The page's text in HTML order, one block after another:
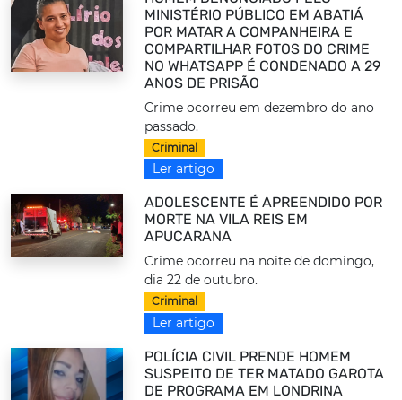
MINISTÉRIO PÚBLICO EM ABATIÁ
POR MATAR A COMPANHEIRA E
COMPARTILHAR FOTOS DO CRIME
NO WHATSAPP É CONDENADO A 29
ANOS DE PRISÃO
Crime ocorreu em dezembro do ano
passado.
Criminal
Ler artigo
ADOLESCENTE É APREENDIDO POR
MORTE NA VILA REIS EM
APUCARANA
Crime ocorreu na noite de domingo,
dia 22 de outubro.
Criminal
Ler artigo
POLÍCIA CIVIL PRENDE HOMEM
SUSPEITO DE TER MATADO GAROTA
DE PROGRAMA EM LONDRINA